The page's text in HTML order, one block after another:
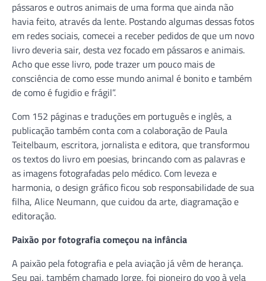
pássaros e outros animais de uma forma que ainda não
havia feito, através da lente. Postando algumas dessas fotos
em redes sociais, comecei a receber pedidos de que um novo
livro deveria sair, desta vez focado em pássaros e animais.
Acho que esse livro, pode trazer um pouco mais de
consciência de como esse mundo animal é bonito e também
de como é fugidio e frágil”.
Com 152 páginas e traduções em português e inglês, a
publicação também conta com a colaboração de Paula
Teitelbaum, escritora, jornalista e editora, que transformou
os textos do livro em poesias, brincando com as palavras e
as imagens fotografadas pelo médico. Com leveza e
harmonia, o design gráfico ficou sob responsabilidade de sua
filha, Alice Neumann, que cuidou da arte, diagramação e
editoração.
Paixão por fotografia começou na infância
A paixão pela fotografia e pela aviação já vêm de herança.
Seu pai, também chamado Jorge, foi pioneiro do voo à vela